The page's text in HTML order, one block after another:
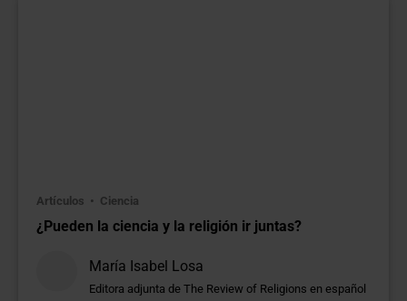
Artículos Ciencia
¿Pueden la ciencia y la religión ir juntas?
María Isabel Losa
Editora adjunta de The Review of Religions en español